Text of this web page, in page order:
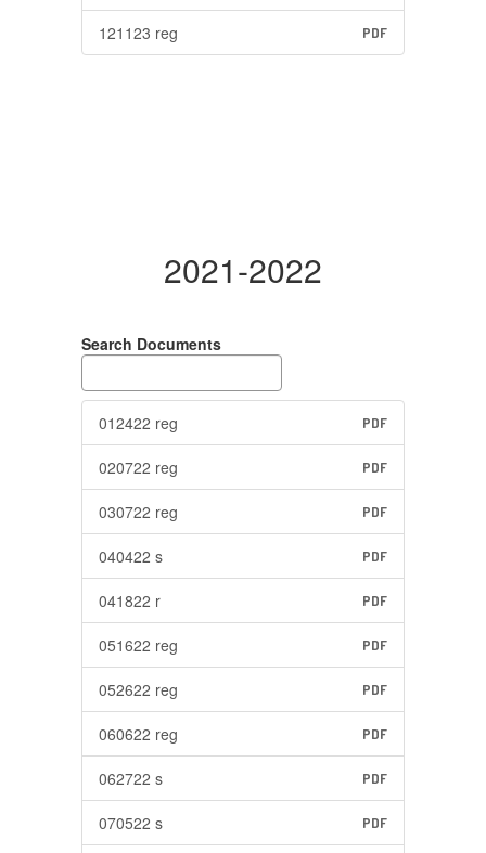
121123 reg PDF
2021-2022
Search Documents
012422 reg PDF
020722 reg PDF
030722 reg PDF
040422 s PDF
041822 r PDF
051622 reg PDF
052622 reg PDF
060622 reg PDF
062722 s PDF
070522 s PDF